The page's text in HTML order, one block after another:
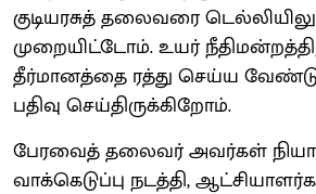
குடியரசுத் தலைவரை
முறையிட்டோம். உயர்
தீர்மானத்தை ரத்து செய்ய
பதிவு செய்திருக்கிறோம்.
பேரவைத் தலைவர் அவர்கள்
வாக்கெடுப்பு நடத்தி,